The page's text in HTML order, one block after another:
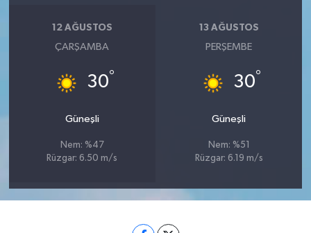
12 AĞUSTOS
ÇARŞAMBA
30°
Güneşli
Nem: %47
Rüzgar: 6.50 m/s
13 AĞUSTOS
PERŞEMBE
30°
Güneşli
Nem: %51
Rüzgar: 6.19 m/s